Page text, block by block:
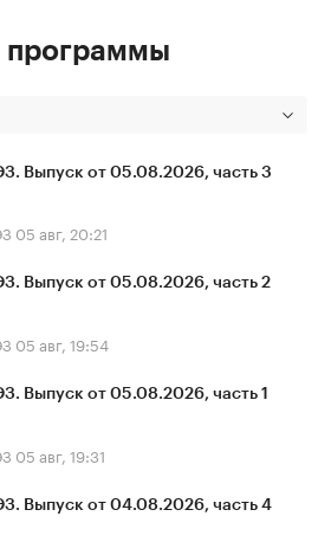
программы
Выпуск от 05.08.2026, часть 3
05 авг, 20:21
Выпуск от 05.08.2026, часть 2
05 авг, 19:54
Выпуск от 05.08.2026, часть 1
05 авг, 19:31
Выпуск от 04.08.2026, часть 4